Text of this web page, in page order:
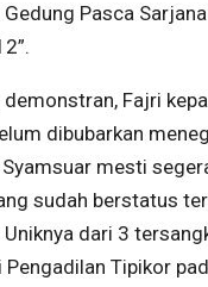
Pasca
Fajri
dibubarkan
Syamsuar mesti
sudah berstatus
dari 3
Tipikor